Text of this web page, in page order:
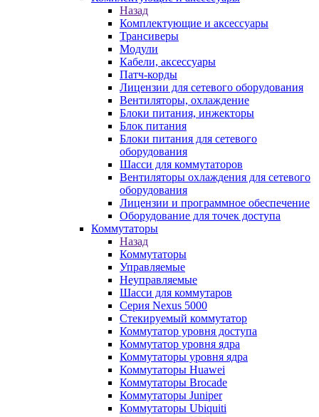
Назад
Комплектующие и аксессуары
Трансиверы
Модули
Кабели, аксессуары
Патч-корды
Лицензии для сетевого оборудования
Вентиляторы, охлаждение
Блоки питания, инжекторы
Блок питания
Блоки питания для сетевого
оборудования
Шасси для коммутаторов
Вентиляторы охлаждения для сетевого
оборудования
Лицензии и программное обеспечение
Оборудование для точек доступа
Коммутаторы
Назад
Коммутаторы
Управляемые
Неуправляемые
Шасси для коммутаров
Серия Nexus 5000
Стекируемый коммутатор
Коммутатор уровня доступа
Коммутатор уровня ядра
Коммутаторы уровня ядра
Коммутаторы Huawei
Коммутаторы Brocade
Коммутаторы Juniper
Коммутаторы Ubiquiti